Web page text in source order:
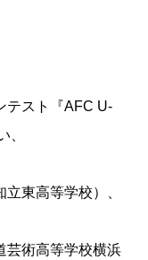
テスト『AFC U-
、
東高等学校）、
芸術高等学校横浜